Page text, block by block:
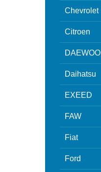
Chevrolet
Citroen
DAEWOO
Daihatsu
EXEED
FAW
Fiat
Ford